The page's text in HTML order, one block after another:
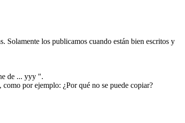
Solamente los publicamos cuando están bien escritos y
de ... yyy ".
por ejemplo: ¿Por qué no se puede copiar?